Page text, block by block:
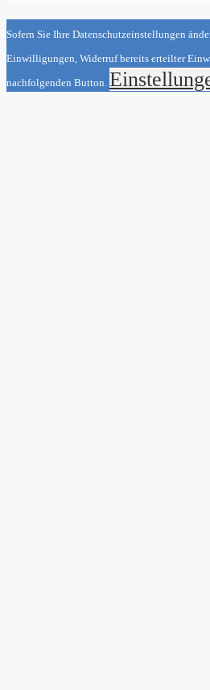
Sofern Sie Ihre Datenschutzeinstellungen
Einwilligungen, Widerruf bereits erteilter
nachfolgenden Button.